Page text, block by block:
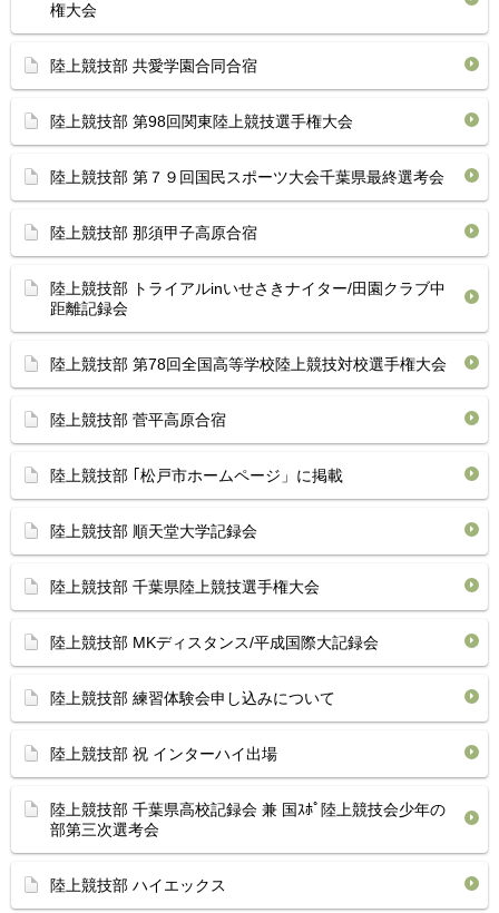
権大会
陸上競技部 共愛学園合同合宿
陸上競技部 第98回関東陸上競技選手権大会
陸上競技部 第７９回国民スポーツ大会千葉県最終選考会
陸上競技部 那須甲子高原合宿
陸上競技部 トライアルinいせさきナイター/田園クラブ中
距離記録会
陸上競技部 第78回全国高等学校陸上競技対校選手権大会
陸上競技部 菅平高原合宿
陸上競技部 ｢松戸市ホームページ」に掲載
陸上競技部 順天堂大学記録会
陸上競技部 千葉県陸上競技選手権大会
陸上競技部 MKディスタンス/平成国際大記録会
陸上競技部 練習体験会申し込みについて
陸上競技部 祝 インターハイ出場
陸上競技部 千葉県高校記録会 兼 国ｽﾎﾟ陸上競技会少年の
部第三次選考会
陸上競技部 ハイエックス